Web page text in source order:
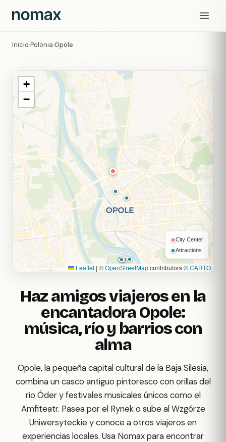
Inicio›Polonia›Opole
Haz amigos viajeros en la
encantadora Opole:
música, río y barrios con
alma
Opole, la pequeña capital cultural de la Baja Silesia,
combina un casco antiguo pintoresco con orillas del
río Óder y festivales musicales únicos como el
Amfiteatr. Pasea por el Rynek o sube al Wzgórze
Uniwersyteckie y conoce a otros viajeros en
experiencias locales. Usa Nomax para encontrar
+
−
City Center
Attractions
Leaflet | ©OpenStreetMapcontributors ©CARTO